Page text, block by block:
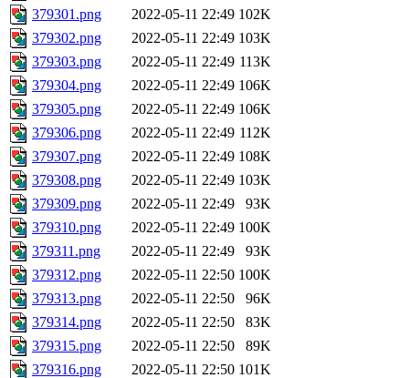
379301.png
2022-05-11 22:49 102K
379302.png
2022-05-11 22:49 103K
379303.png
2022-05-11 22:49 113K
379304.png
2022-05-11 22:49 106K
379305.png
2022-05-11 22:49 106K
379306.png
2022-05-11 22:49 112K
379307.png
2022-05-11 22:49 108K
379308.png
2022-05-11 22:49 103K
379309.png
2022-05-11 22:49
93K
379310.png
2022-05-11 22:49 100K
379311.png
2022-05-11 22:49
93K
379312.png
2022-05-11 22:50 100K
379313.png
2022-05-11 22:50
96K
379314.png
2022-05-11 22:50
83K
379315.png
2022-05-11 22:50
89K
379316.png
2022-05-11 22:50 101K